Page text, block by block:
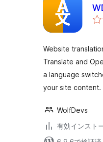
Website
Translate and
a language
your site content.
WolfDevs
有効インスト